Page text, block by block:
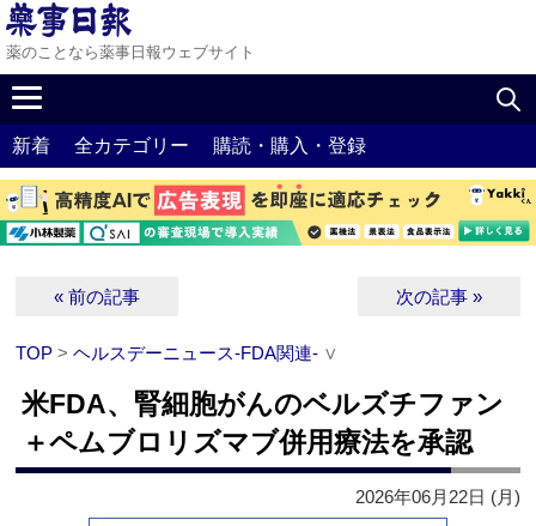
薬のことなら薬事日報ウェブサイト
新着 全カテゴリー 購読・購入・登録
« 前の記事 次の記事 »
TOP >ヘルスデーニュース‐FDA関連‐ ∨
米FDA、腎細胞がんのベルズチファン
＋ペムブロリズマブ併用療法を承認
2026年06月22日 (月)